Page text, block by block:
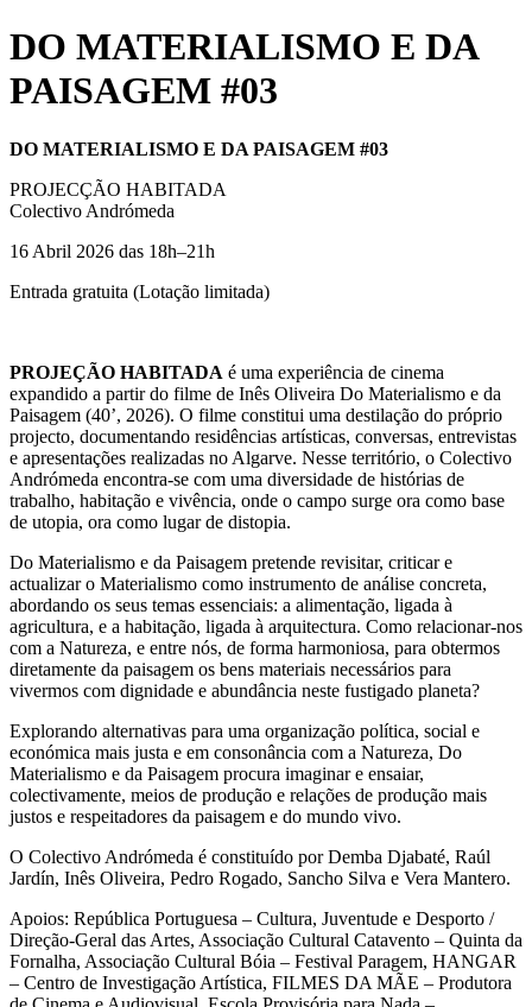
DO MATERIALISMO E DA
PAISAGEM #03
DO MATERIALISMO E DA PAISAGEM #03
PROJECÇÃO HABITADA
Colectivo Andrómeda
16 Abril 2026 das 18h–21h
Entrada gratuita (Lotação limitada)
PROJEÇÃO HABITADA é uma experiência de cinema
expandido a partir do filme de Inês Oliveira Do Materialismo e da
Paisagem (40’, 2026). O filme constitui uma destilação do próprio
projecto, documentando residências artísticas, conversas, entrevistas
e apresentações realizadas no Algarve. Nesse território, o Colectivo
Andrómeda encontra-se com uma diversidade de histórias de
trabalho, habitação e vivência, onde o campo surge ora como base
de utopia, ora como lugar de distopia.
Do Materialismo e da Paisagem pretende revisitar, criticar e
actualizar o Materialismo como instrumento de análise concreta,
abordando os seus temas essenciais: a alimentação, ligada à
agricultura, e a habitação, ligada à arquitectura. Como relacionar-nos
com a Natureza, e entre nós, de forma harmoniosa, para obtermos
diretamente da paisagem os bens materiais necessários para
vivermos com dignidade e abundância neste fustigado planeta?
Explorando alternativas para uma organização política, social e
económica mais justa e em consonância com a Natureza, Do
Materialismo e da Paisagem procura imaginar e ensaiar,
colectivamente, meios de produção e relações de produção mais
justos e respeitadores da paisagem e do mundo vivo.
O Colectivo Andrómeda é constituído por Demba Djabaté, Raúl
Jardín, Inês Oliveira, Pedro Rogado, Sancho Silva e Vera Mantero.
Apoios: República Portuguesa – Cultura, Juventude e Desporto /
Direção-Geral das Artes, Associação Cultural Catavento – Quinta da
Fornalha, Associação Cultural Bóia – Festival Paragem, HANGAR
– Centro de Investigação Artística, FILMES DA MÃE – Produtora